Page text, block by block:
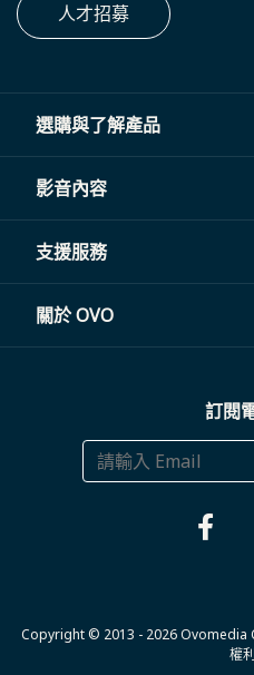
人才招募
選購與了解產品
投影機
閨蜜機與電視
電視盒與周邊
福利品專區
影音內容
影音訂閱
支援服務
常見問題
哪裡購買
關於 OVO
商務合作
訂閱
Copyright © 2013 - 2026 Ovomedia
權